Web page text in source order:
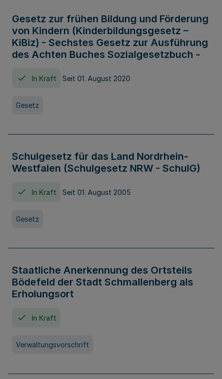
Gesetz zur frühen Bildung und Förderung
von Kindern (Kinderbildungsgesetz –
KiBiz) - Sechstes Gesetz zur Ausführung
des Achten Buches Sozialgesetzbuch -
In Kraft Seit 01. August 2020
Gesetz
Schulgesetz für das Land Nordrhein-
Westfalen (Schulgesetz NRW - SchulG)
In Kraft Seit 01. August 2005
Gesetz
Staatliche Anerkennung des Ortsteils
Bödefeld der Stadt Schmallenberg als
Erholungsort
In Kraft
Verwaltungsvorschrift